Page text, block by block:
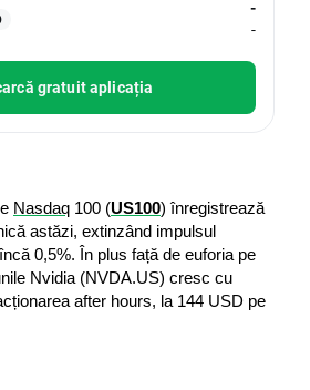
-
-
gratuit aplicația
Nasdaq 100 (US100) înregistrează
astăzi, extinzând impulsul
0,5%. În plus față de euforia pe
Nvidia (NVDA.US) cresc cu
after hours, la 144 USD pe